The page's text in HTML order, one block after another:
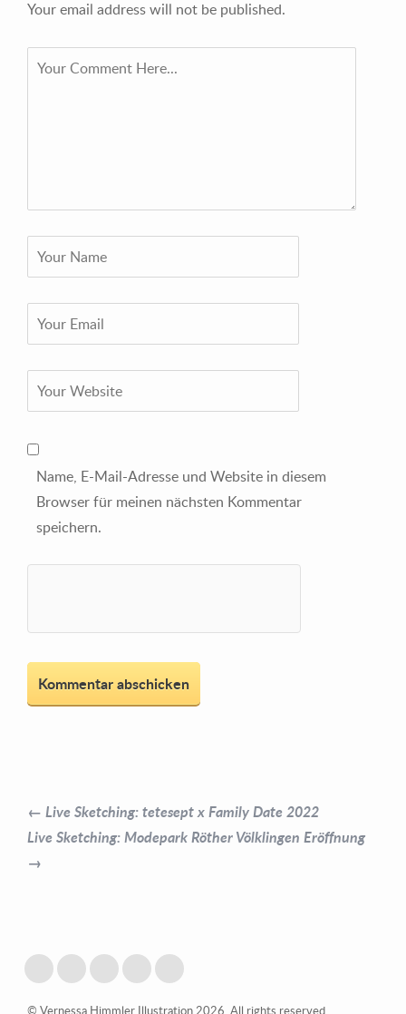
Your email address will not be published.
Name, E-Mail-Adresse und Website in diesem
Browser für meinen nächsten Kommentar
speichern.
← Live Sketching: tetesept x Family Date 2022
Live Sketching: Modepark Röther Völklingen Eröffnung
→